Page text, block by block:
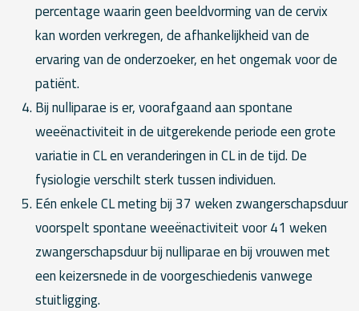
percentage waarin geen beeldvorming van de cervix
kan worden verkregen, de afhankelijkheid van de
ervaring van de onderzoeker, en het ongemak voor de
patiënt.
Bij nulliparae is er, voorafgaand aan spontane
weeënactiviteit in de uitgerekende periode een grote
variatie in CL en veranderingen in CL in de tijd. De
fysiologie verschilt sterk tussen individuen.
Eén enkele CL meting bij 37 weken zwangerschapsduur
voorspelt spontane weeënactiviteit voor 41 weken
zwangerschapsduur bij nulliparae en bij vrouwen met
een keizersnede in de voorgeschiedenis vanwege
stuitligging.